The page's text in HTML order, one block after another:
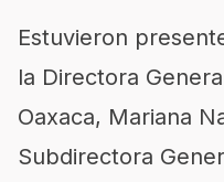
Estuvieron
la Directora
Oaxaca, Mariana
Subdirectora